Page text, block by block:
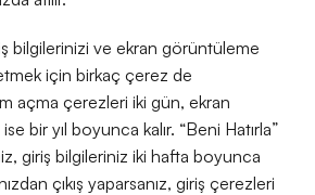
bilgilerinizi ve ekran görüntüleme
için birkaç çerez de
açma çerezleri iki gün, ekran
bir yıl boyunca kalır. “Beni Hatırla”
giriş bilgileriniz iki hafta boyunca
çıkış yaparsanız, giriş çerezleri